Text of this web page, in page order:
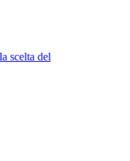
scelta del